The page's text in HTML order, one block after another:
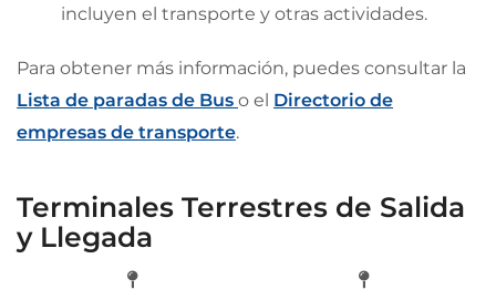
incluyen el transporte y otras actividades.
Para obtener más información, puedes consultar la
Lista de paradas de Bus o el Directorio de
empresas de transporte.
Terminales Terrestres de Salida
y Llegada